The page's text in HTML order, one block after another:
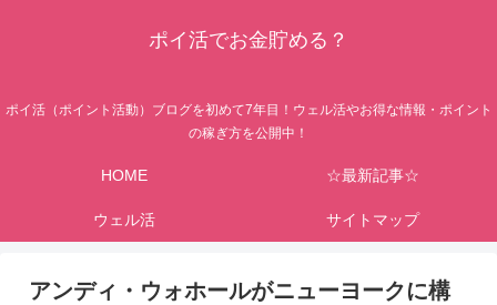
ポイ活でお金貯める？
ポイ活（ポイント活動）ブログを初めて7年目！ウェル活やお得な情報・ポイント
の稼ぎ方を公開中！
HOME ☆最新記事☆
ウェル活 サイトマップ
アンディ・ウォホールがニューヨークに構